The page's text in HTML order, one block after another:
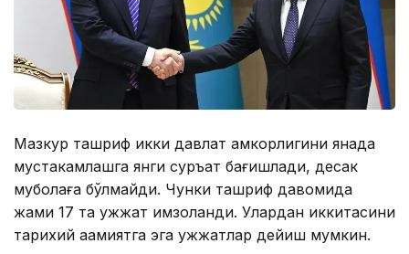
Мазкур ташриф икки давлат ҳамкорлигини янада
мустаҳкамлашга янги суръат бағишлади, десак
муболаға бўлмайди. Чунки ташриф давомида
жами 17 та ҳужжат имзоланди. Улардан иккитасини
тарихий аҳамиятга эга ҳужжатлар дейиш мумкин.